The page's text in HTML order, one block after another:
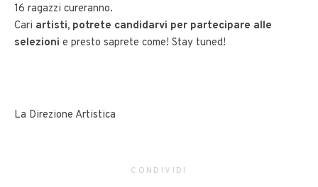
16 ragazzi cureranno.
Cari artisti, potrete candidarvi per partecipare alle
selezioni e presto saprete come! Stay tuned!
La Direzione Artistica
CONDIVIDI